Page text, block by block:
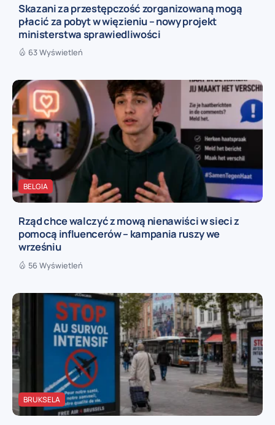
Skazani za przestępczość zorganizowaną mogą
płacić za pobyt w więzieniu – nowy projekt
ministerstwa sprawiedliwości
63 Wyświetleń
BELGIA
Rząd chce walczyć z mową nienawiści w sieci z
pomocą influencerów – kampania ruszy we
wrześniu
56 Wyświetleń
BRUKSELA